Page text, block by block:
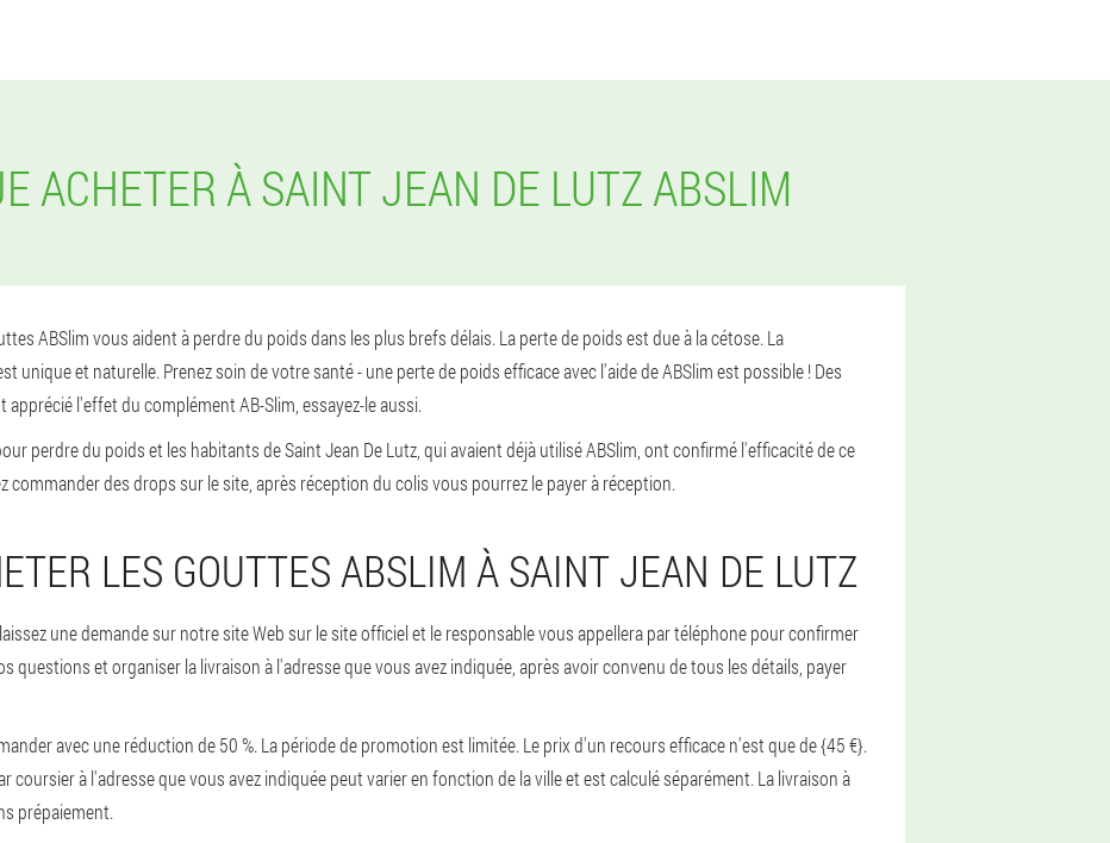
ACHETER À SAINT JEAN DE LUTZ ABSLIM
ABSlim vous aident à perdre du poids dans les plus brefs délais. La perte de poids est due à la cétose. La
unique et naturelle. Prenez soin de votre santé - une perte de poids efficace avec l'aide de ABSlim est possible ! Des
l'effet du complément AB-Slim, essayez-le aussi.
perdre du poids et les habitants de Saint Jean De Lutz, qui avaient déjà utilisé ABSlim, ont confirmé l'efficacité de ce
commander des drops sur le site, après réception du colis vous pourrez le payer à réception.
LES GOUTTES ABSLIM À SAINT JEAN DE LUTZ
une demande sur notre site Web sur le site officiel et le responsable vous appellera par téléphone pour confirmer
questions et organiser la livraison à l'adresse que vous avez indiquée, après avoir convenu de tous les détails, payer
avec une réduction de 50 %. La période de promotion est limitée. Le prix d'un recours efficace n'est que de {45 €}.
coursier à l'adresse que vous avez indiquée peut varier en fonction de la ville et est calculé séparément. La livraison à
prépaiement.